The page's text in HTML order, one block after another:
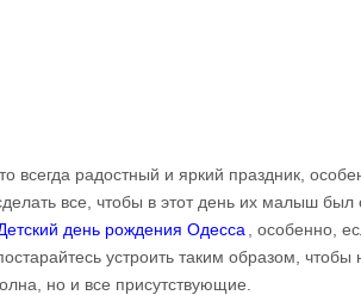
всегда радостный и яркий праздник,
все, чтобы в этот день их малыш
день рождения Одесса
, особенно,
устроить таким образом,
но и все присутствующие.